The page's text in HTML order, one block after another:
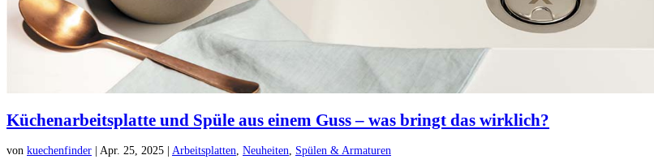
Küchenarbeitsplatte und Spüle aus einem Guss – was bringt das wirklich?
von kuechenfinder Apr. 25, 2025 Arbeitsplatten, Neuheiten, Spülen & Armaturen